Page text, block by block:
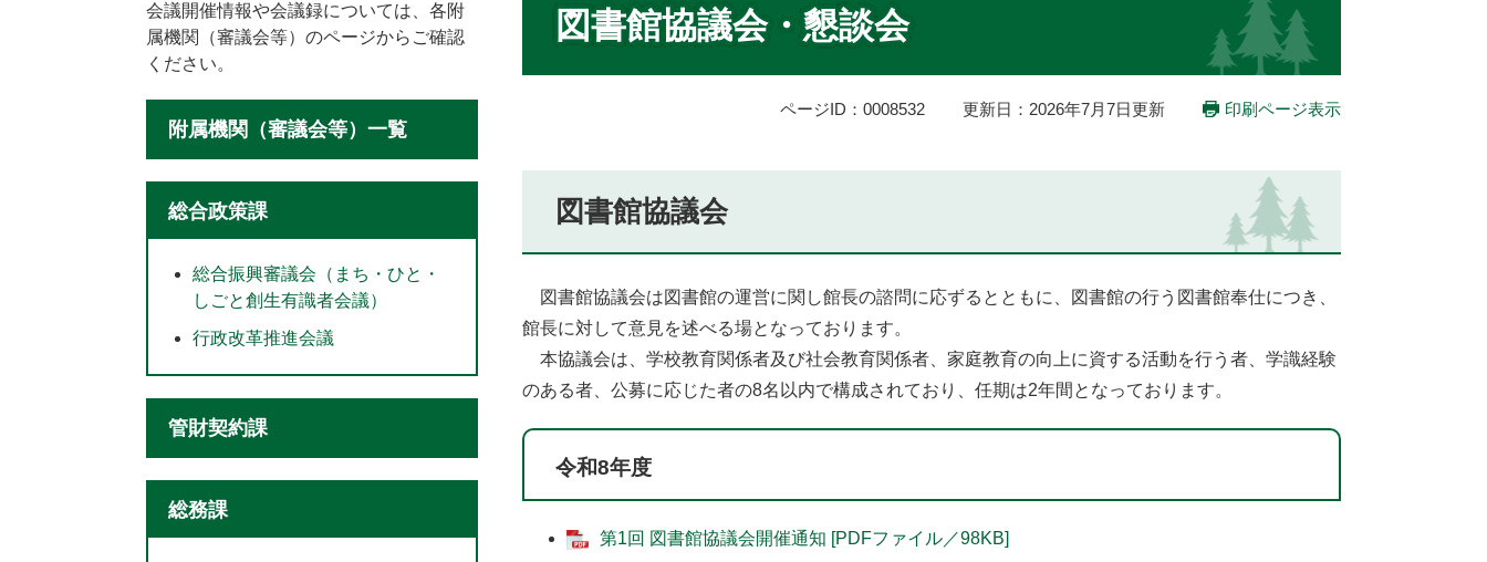
図書館協議会・懇談会
ページID：0008532 更新日：2026年7月7日更新 印刷ページ表示
図書館協議会
図書館協議会は図書館の運営に関し館長の諮問に応ずるとともに、図書館の行う図書館奉仕につき、
館長に対して意見を述べる場となっております。
本協議会は、学校教育関係者及び社会教育関係者、家庭教育の向上に資する活動を行う者、学識経験
のある者、公募に応じた者の8名以内で構成されており、任期は2年間となっております。
​令和8年度
第1回 図書館協議会開催通知 [PDFファイル／98KB]
会議開催情報や会議録については、各附
属機関（審議会等）のページからご確認
ください。
附属機関（審議会等）一覧
総合政策課
総合振興審議会（まち・ひと・
しごと創生有識者会議）
行政改革推進会議
管財契約課
総務課